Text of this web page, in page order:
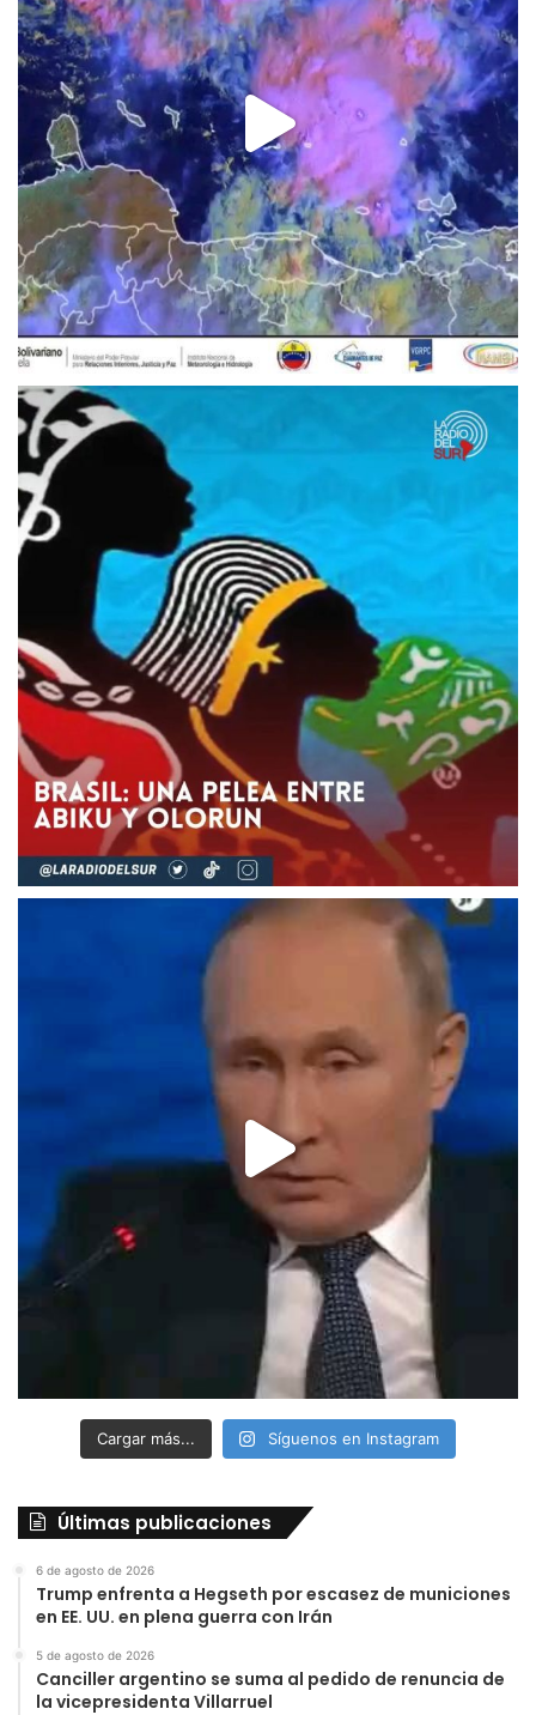
Cargar más... Síguenos en Instagram
Últimas publicaciones
6 de agosto de 2026
Trump enfrenta a Hegseth por escasez de municiones
en EE. UU. en plena guerra con Irán
5 de agosto de 2026
Canciller argentino se suma al pedido de renuncia de
la vicepresidenta Villarruel